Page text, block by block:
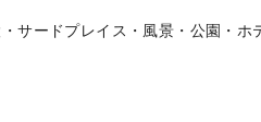
サードプレイス・風景・公園・ホ